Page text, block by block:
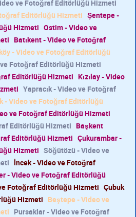
ve Fotoğraf Editörlüğü Hizmeti
Editörlüğü Hizmeti Şentepe -
Hizmeti Ostim - Video ve
Batıkent - Video ve Fotoğraf
- Video ve Fotoğraf Editörlüğü
Fotoğraf Editörlüğü Hizmeti
Editörlüğü Hizmeti Kızılay - Video
Yapracık - Video ve Fotoğraf
- Video ve Fotoğraf Editörlüğü
ve Fotoğraf Editörlüğü Hizmeti
Editörlüğü Hizmeti Başkent
Editörlüğü Hizmeti Çukurambar -
Hizmeti Söğütözü - Video ve
İncek - Video ve Fotoğraf
- Video ve Fotoğraf Editörlüğü
Fotoğraf Editörlüğü Hizmeti Çubuk
Hizmeti Beştepe - Video ve
Pursaklar - Video ve Fotoğraf